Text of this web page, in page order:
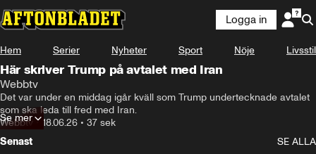
Logga in
Hem Serier Nyheter Sport Nöje Livsstil
Här skriver Trump på avtalet med Iran
Webbtv
Det var under en middag igår kväll som Trump undertecknade avtalet
Webbtv • 18.06.26 • 37 sek
Se mer
Senast
SE ALLA